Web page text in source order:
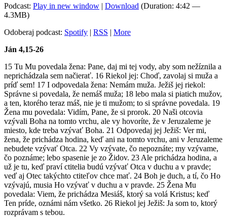
Podcast: Play in new window | Download (Duration: 4:42 —
4.3MB)
Odoberaj podcast: Spotify | RSS | More
Ján 4,15-26
15 Tu Mu povedala žena: Pane, daj mi tej vody, aby som nežíznila a
neprichádzala sem načierať. 16 Riekol jej: Choď, zavolaj si muža a
príď sem! 17 I odpovedala žena: Nemám muža. Ježiš jej riekol:
Správne si povedala, že nemáš muža; 18 lebo mala si piatich mužov,
a ten, ktorého teraz máš, nie je ti mužom; to si správne povedala. 19
Žena mu povedala: Vidím, Pane, že si prorok. 20 Naši otcovia
vzývali Boha na tomto vrchu, ale vy hovoríte, že v Jeruzaleme je
miesto, kde treba vzývať Boha. 21 Odpovedaj jej Ježiš: Ver mi,
žena, že prichádza hodina, keď ani na tomto vrchu, ani v Jeruzaleme
nebudete vzývať Otca. 22 Vy vzývate, čo nepoznáte; my vzývame,
čo poznáme; lebo spasenie je zo Židov. 23 Ale prichádza hodina, a
už je tu, keď praví ctitelia budú vzývať Otca v duchu a v pravde;
veď aj Otec takýchto ctiteľov chce mať. 24 Boh je duch, a tí, čo Ho
vzývajú, musia Ho vzývať v duchu a v pravde. 25 Žena Mu
povedala: Viem, že prichádza Mesiáš, ktorý sa volá Kristus; keď
Ten príde, oznámi nám všetko. 26 Riekol jej Ježiš: Ja som to, ktorý
rozprávam s tebou.